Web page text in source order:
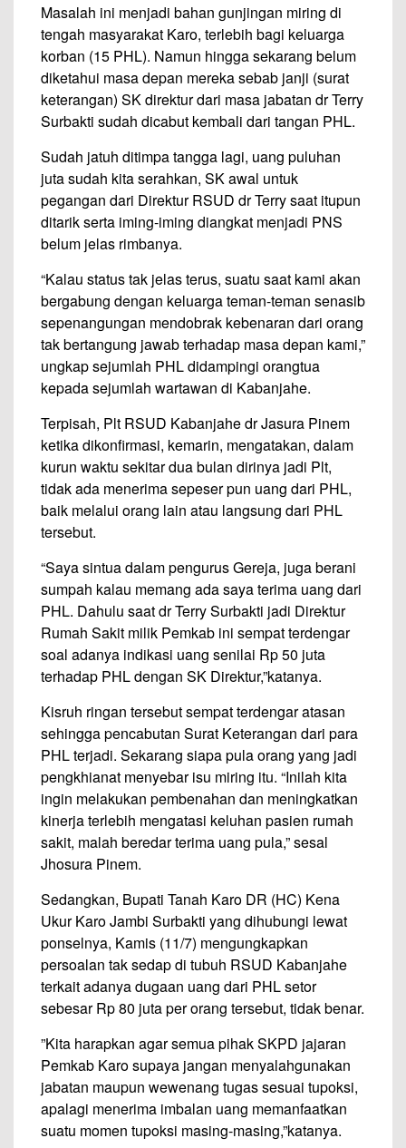
Masalah ini menjadi bahan gunjingan miring di
tengah masyarakat Karo, terlebih bagi keluarga
korban (15 PHL). Namun hingga sekarang belum
diketahui masa depan mereka sebab janji (surat
keterangan) SK direktur dari masa jabatan dr Terry
Surbakti sudah dicabut kembali dari tangan PHL.
Sudah jatuh ditimpa tangga lagi, uang puluhan
juta sudah kita serahkan, SK awal untuk
pegangan dari Direktur RSUD dr Terry saat itupun
ditarik serta iming-iming diangkat menjadi PNS
belum jelas rimbanya.
“Kalau status tak jelas terus, suatu saat kami akan
bergabung dengan keluarga teman-teman senasib
sepenangungan mendobrak kebenaran dari orang
tak bertangung jawab terhadap masa depan kami,”
ungkap sejumlah PHL didampingi orangtua
kepada sejumlah wartawan di Kabanjahe.
Terpisah, Plt RSUD Kabanjahe dr Jasura Pinem
ketika dikonfirmasi, kemarin, mengatakan, dalam
kurun waktu sekitar dua bulan dirinya jadi Plt,
tidak ada menerima sepeser pun uang dari PHL,
baik melalui orang lain atau langsung dari PHL
tersebut.
“Saya sintua dalam pengurus Gereja, juga berani
sumpah kalau memang ada saya terima uang dari
PHL. Dahulu saat dr Terry Surbakti jadi Direktur
Rumah Sakit milik Pemkab ini sempat terdengar
soal adanya indikasi uang senilai Rp 50 juta
terhadap PHL dengan SK Direktur,”katanya.
Kisruh ringan tersebut sempat terdengar atasan
sehingga pencabutan Surat Keterangan dari para
PHL terjadi. Sekarang siapa pula orang yang jadi
pengkhianat menyebar isu miring itu. “Inilah kita
ingin melakukan pembenahan dan meningkatkan
kinerja terlebih mengatasi keluhan pasien rumah
sakit, malah beredar terima uang pula,” sesal
Jhosura Pinem.
Sedangkan, Bupati Tanah Karo DR (HC) Kena
Ukur Karo Jambi Surbakti yang dihubungi lewat
ponselnya, Kamis (11/7) mengungkapkan
persoalan tak sedap di tubuh RSUD Kabanjahe
terkait adanya dugaan uang dari PHL setor
sebesar Rp 80 juta per orang tersebut, tidak benar.
”Kita harapkan agar semua pihak SKPD jajaran
Pemkab Karo supaya jangan menyalahgunakan
jabatan maupun wewenang tugas sesuai tupoksi,
apalagi menerima imbalan uang memanfaatkan
suatu momen tupoksi masing-masing,”katanya.